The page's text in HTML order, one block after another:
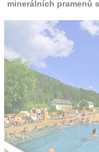
Před cestou
O nás
Kontakt
minerálních pramenů